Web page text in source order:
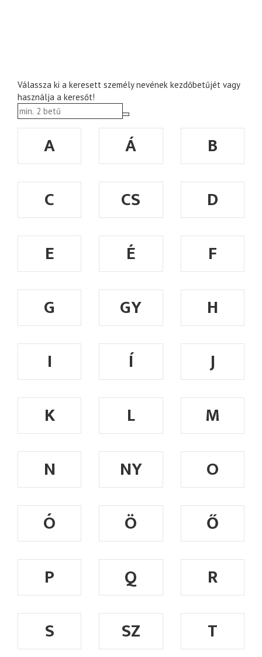
Válassza ki a keresett személy nevének kezdőbetűjét vagy
használja a keresőt!
A Á
B
C
CS
D
E
É
F
G
GY
H
I
Í
J
K
L
M
N
NY
O
Ó
Ö
Ő
P
Q
R
S
SZ T